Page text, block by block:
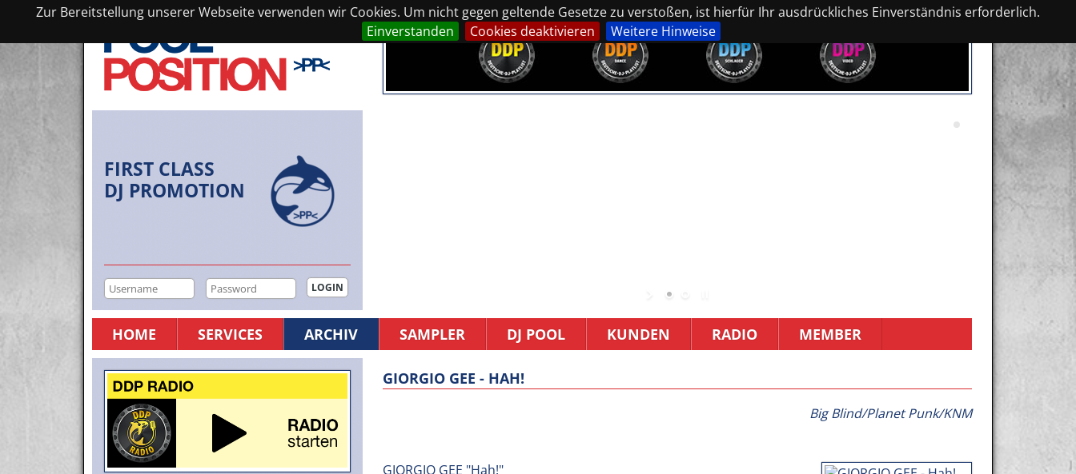
Zur Bereitstellung unserer Webseite verwenden wir Cookies. Um nicht gegen geltende Gesetze zu verstoßen, ist hierfür Ihr ausdrückliches Einverständnis erforderlich.
Einverstanden
Cookies deaktivieren Weitere Hinweise
FIRST CLASS
DJ PROMOTION
HOME SERVICES ARCHIV SAMPLER DJ POOL KUNDEN RADIO MEMBER
GIORGIO GEE - HAH!
Big Blind/Planet Punk/KNM
GIORGIO GEE "Hah!"